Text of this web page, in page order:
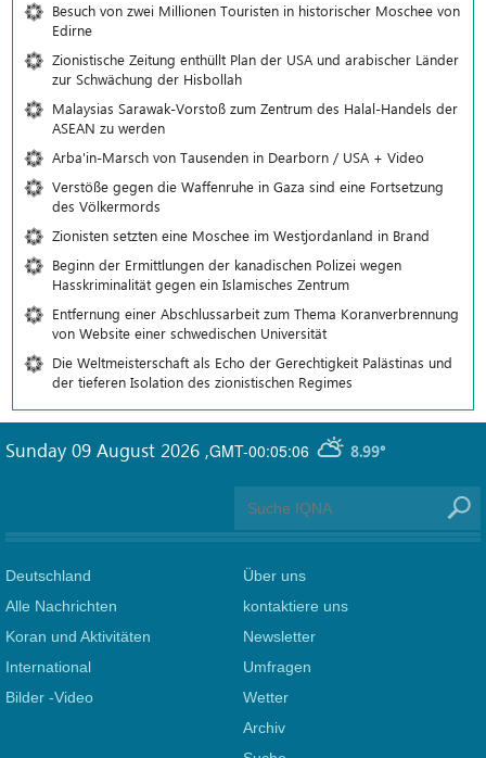
Besuch von zwei Millionen Touristen in historischer Moschee von
Edirne
Zionistische Zeitung enthüllt Plan der USA und arabischer Länder
zur Schwächung der Hisbollah
Malaysias Sarawak-Vorstoß zum Zentrum des Halal-Handels der
ASEAN zu werden
Arba'in-Marsch von Tausenden in Dearborn / USA + Video
Verstöße gegen die Waffenruhe in Gaza sind eine Fortsetzung
des Völkermords
Zionisten setzten eine Moschee im Westjordanland in Brand
Beginn der Ermittlungen der kanadischen Polizei wegen
Hasskriminalität gegen ein Islamisches Zentrum
Entfernung einer Abschlussarbeit zum Thema Koranverbrennung
von Website einer schwedischen Universität
Die Weltmeisterschaft als Echo der Gerechtigkeit Palästinas und
der tieferen Isolation des zionistischen Regimes
GMT-00:05:06 8.99°
Sunday 09 August 2026 ,
Deutschland
Alle Nachrichten
Koran und Aktivitäten
International
Bilder -Video
Über uns
kontaktiere uns
Newsletter
Umfragen
Wetter
Archiv